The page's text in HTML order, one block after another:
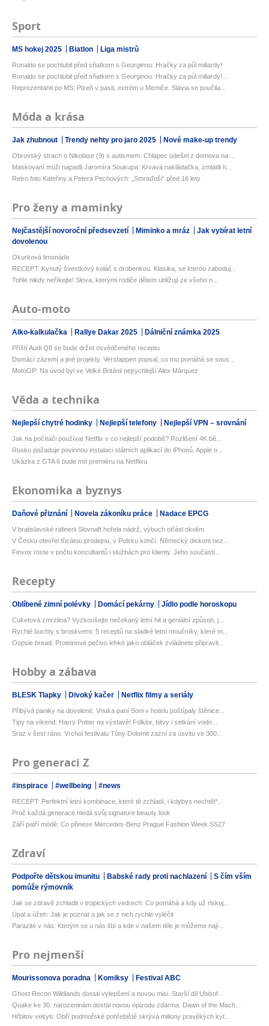
Sport
MS hokej 2025 Biatlon Liga mistrů
Ronaldo se pochlubil před sňatkem s Georginou: Hračky za půl miliardy!
Ronaldo se pochlubil před sňatkem s Georginou: Hračky za půl miliardy!...
Reprezentanti po MS: Plzeň v pasti, extrém u Memiče. Slavia se poučila...
Móda a krása
Jak zhubnout Trendy nehty pro jaro 2025 Nové make-up trendy
Obrovský strach o Nikolase (9) s autismem: Chlapec odešel z domova na ...
Maskovaní muži napadli Jaromíra Soukupa: Krvavá nakládačka, zmlátili h...
Retro foto Kateřiny a Petera Pechových: „Smraďoši“ před 16 lety
Pro ženy a maminky
Nejčastější novoroční předsevzetí Miminko a mráz
Jak vybírat letní
dovolenou
Okurková limonáda
RECEPT: Kynutý švestkový koláč s drobenkou. Klasika, se kterou zaboduj...
Tohle nikdy neříkejte! Slova, kterými rodiče dětem ubližují ze všeho n...
Auto-moto
Alko-kalkulačka Rallye Dakar 2025 Dálniční známka 2025
Příští Audi Q8 se bude držet osvědčeného receptu
Domácí zázemí a jiné projekty. Verstappen popsal, co mu pomáhá se sous...
MotoGP: Na úvod byl ve Velké Británii nejrychlejší Alex Márquez
Věda a technika
Nejlepší chytré hodinky Nejlepší telefony Nejlepší VPN – srovnání
Jak na počítači používat Netflix v co nejlepší podobě? Rozlišení 4K bě...
Rusko požaduje povinnou instalaci státních aplikací do iPhonů. Apple o...
Ukázka z GTA 6 bude mít premiéru na Netflixu
Ekonomika a byznys
Daňové přiznání Novela zákoníku práce Nadace EPCG
V bratislavské rafinerii Slovnaft hořela nádrž, výbuch otřásl okolím
V Česku otevřel třicátou prodejnu, v Polsku končí. Německý diskont nez...
Finvox roste v počtu konzultantů i službách pro klienty. Jeho součástí...
Recepty
Oblíbené zimní polévky Domácí pekárny Jídlo podle horoskopu
Cuketová zmrzlina? Vyzkoušejte nečekaný letní hit a geniální způsob, j...
Rychlé buchty s broskvemi: 5 receptů na sladké letní moučníky, které m...
Oopsie bread: Proteinové pečivo lehké jako obláček zvládnete připravit...
Hobby a zábava
BLESK Tlapky Divoký kačer Netflix filmy a seriály
Přibývá paniky na dovolené: Vnuka paní Soni v hotelu poštípaly štěnice...
Tipy na víkend: Harry Potter na výstavě! Folklor, bitvy i setkání vodn...
Sraz v šest ráno. Vrchol festivalu Tóny Dolomit zazní za úsvitu ve 300...
Pro generaci Z
#inspirace #wellbeing #news
RECEPT: Perfektní letní kombinace, které tě zchladí, i kdybys nechtěl*...
Proč každá generace hledá svůj signature beauty look
Září patří módě: Co přinese Mercedes-Benz Prague Fashion Week SS27
Zdraví
Podpořte dětskou imunitu Babské rady proti nachlazení
S čím vším
pomůže rýmovník
Jak se zdravě zchladit v tropických vedrech: Co pomáhá a kdy už riskuj...
Úpal a úžeh: Jak je poznat a jak se z nich rychle vyléčit
Parazité v nás: Kterým se u nás líbí a kde v našem těle je můžeme nají...
Pro nejmenší
Mourissonova poradna Komiksy Festival ABC
Ghost Recon Wildlands dostal vylepšení a novou misi. Starší díl Ubisof...
Quake ke 30. narozeninám dostal novou epizodu zdarma. Dawn of the Mach...
Hřbitov velryb: Obří podmořské pohřebiště skrývá miliony pravěkých kyt...